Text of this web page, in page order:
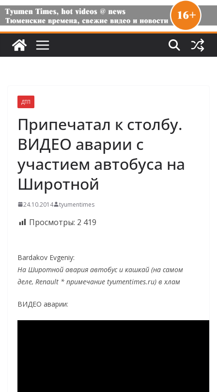
ДТП
Припечатал к столбу.
ВИДЕО аварии с
участием автобуса на
Широтной
24.10.2014 tyumentimes
Просмотры: 2 419
Bardakov Evgeniy:
На Широтной авария автобус и кашкай (на самом
деле, Renault * примечание tyumentimes.ru) в хлам
ВИДЕО аварии: